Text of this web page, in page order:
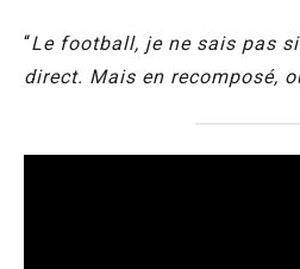
“Le football, je ne sais pas
direct. Mais en recomposé,